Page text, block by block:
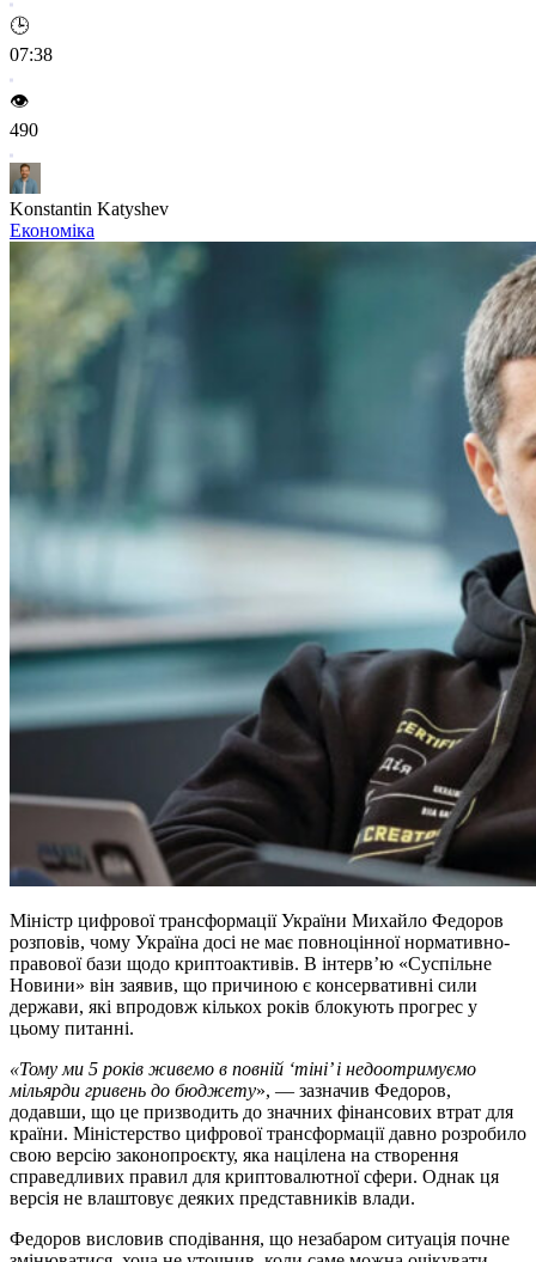
🕒
07:38
👁️
490
Konstantin Katyshev
Економіка
Міністр цифрової трансформації України Михайло Федоров
розповів, чому Україна досі не має повноцінної нормативно-
правової бази щодо криптоактивів. В інтерв’ю «Суспільне
Новини» він заявив, що причиною є консервативні сили
держави, які впродовж кількох років блокують прогрес у
цьому питанні.
«Тому ми 5 років живемо в повній ‘тіні’ і недоотримуємо
мільярди гривень до бюджету», — зазначив Федоров,
додавши, що це призводить до значних фінансових втрат для
країни. Міністерство цифрової трансформації давно розробило
свою версію законопроєкту, яка націлена на створення
справедливих правил для криптовалютної сфери. Однак ця
версія не влаштовує деяких представників влади.
Федоров висловив сподівання, що незабаром ситуація почне